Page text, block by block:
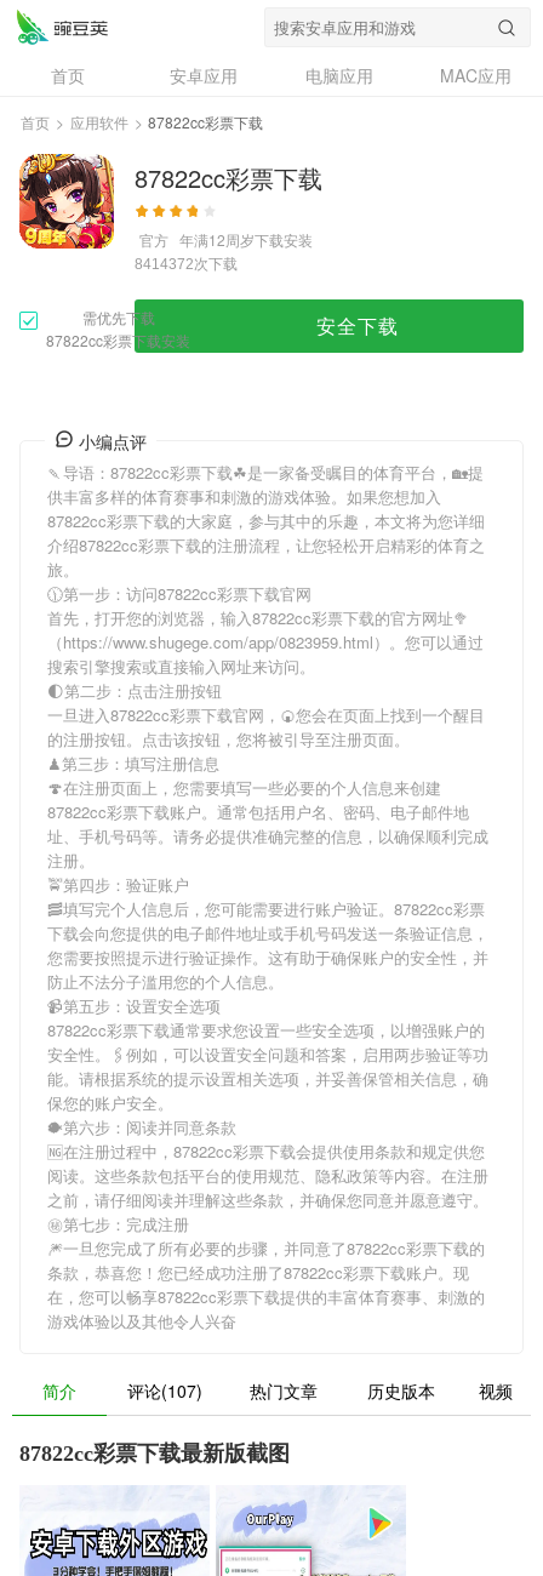
首页 安卓应用 电脑应用
MAC应用
资讯
专题
问答
首页 > 应用软件 > 87822cc彩票下载
87822cc彩票下载
官方 年满12周岁下载安装
8414372次下载
需优先下载
87822cc彩票下载安装
安全下载
小编点评
🍡导语： 87822cc彩票下载☘是一家备受瞩目的体育平台，🏡提
供丰富多样的体育赛事和刺激的游戏体验。如果您想加入
87822cc彩票下载的大家庭，参与其中的乐趣，本文将为您详细
介绍87822cc彩票下载的注册流程，让您轻松开启精彩的体育之
旅。
🕦第一步：访问87822cc彩票下载官网
首先，打开您的浏览器，输入87822cc彩票下载的官方网址🥦
（https://www.shugege.com/app/0823959.html）。您可以通过
搜索引擎搜索或直接输入网址来访问。
🌓第二步：点击注册按钮
一旦进入87822cc彩票下载官网，🍘您会在页面上找到一个醒目
的注册按钮。点击该按钮，您将被引导至注册页面。
♟第三步：填写注册信息
🍄在注册页面上，您需要填写一些必要的个人信息来创建
87822cc彩票下载账户。通常包括用户名、密码、电子邮件地
址、手机号码等。请务必提供准确完整的信息，以确保顺利完成
注册。
🚖第四步：验证账户
🥓填写完个人信息后，您可能需要进行账户验证。 87822cc彩票
下载会向您提供的电子邮件地址或手机号码发送一条验证信息，
您需要按照提示进行验证操作。这有助于确保账户的安全性，并
防止不法分子滥用您的个人信息。
📹第五步：设置安全选项
87822cc彩票下载通常要求您设置一些安全选项，以增强账户的
安全性。🖇例如，可以设置安全问题和答案，启用两步验证等功
能。请根据系统的提示设置相关选项，并妥善保管相关信息，确
保您的账户安全。
🐡第六步：阅读并同意条款
🆖在注册过程中， 87822cc彩票下载会提供使用条款和规定供您
阅读。这些条款包括平台的使用规范、隐私政策等内容。在注册
之前，请仔细阅读并理解这些条款，并确保您同意并愿意遵守。
㊙第七步：完成注册
🎆一旦您完成了所有必要的步骤，并同意了87822cc彩票下载的
条款，恭喜您！您已经成功注册了87822cc彩票下载账户。现
在，您可以畅享87822cc彩票下载提供的丰富体育赛事、刺激的
游戏体验以及其他令人兴奋
简介 评论(107) 热门文章 历史版本 视频
87822cc彩票下载最新版截图